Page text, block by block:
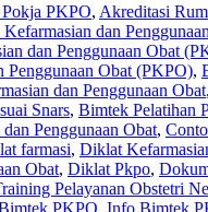
PKPO, Akreditasi
dan
dan Penggunaan Obat
Penggunaan Obat (PKPO),
dan Penggunaan Obat,
Snars, Bimtek Pelatihan
Penggunaan Obat,
farmasi, Diklat
Obat, Diklat Pkpo,
Pelayanan Obstetri
PKPO, Info Bimtek